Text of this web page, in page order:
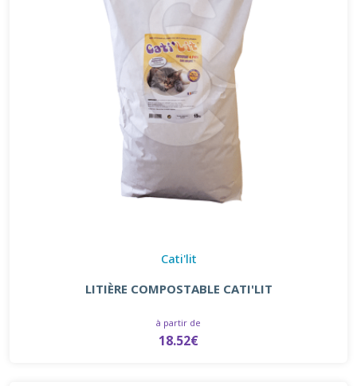
Cati'lit
LITIÈRE COMPOSTABLE CATI'LIT
à partir de
18.52€